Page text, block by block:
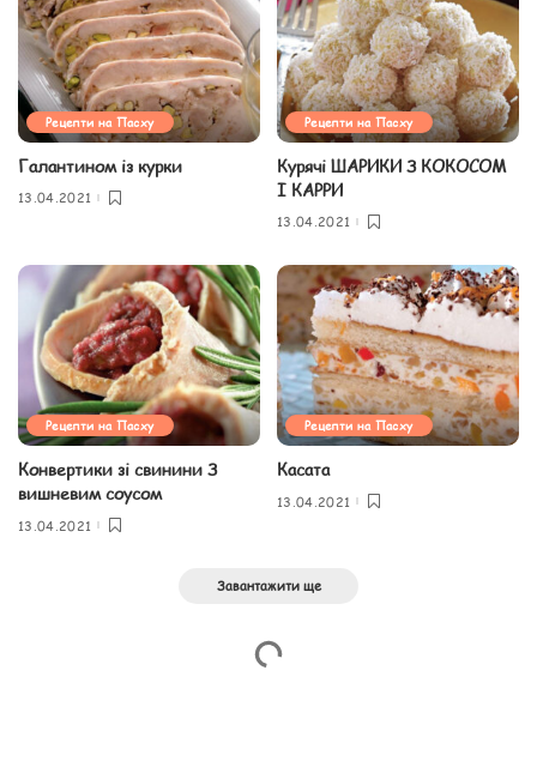
Рецепти на Пасху
Галантином із курки
13.04.2021
Рецепти на Пасху
Курячі ШАРИКИ З КОКОСОМ
І КАРРИ
13.04.2021
Рецепти на Пасху
Конвертики зі свинини З
вишневим соусом
13.04.2021
Рецепти на Пасху
Касата
13.04.2021
Завантажити ще